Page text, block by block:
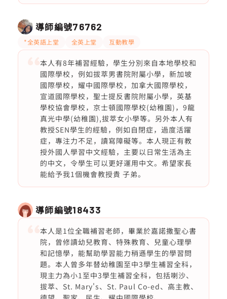
導師編號76762
*全英語上堂 全英上堂 互動教學
本人有8年補習經驗，學生分別來自本地學校和
國際學校，例如拔萃男書院附屬小學，新加坡
國際學校，耀中國際學校，加拿大國際學校，
宣道國際學校，聖士提反書院附屬小學，英基
學校協會學校，京士頓國際學校(幼稚園)，9龍
真光中學(幼稚園),拔萃女小學等。另外本人有
教授SEN學生的經驗，例如自閉症，過度活躍
症，專注力不足，讀寫障礙等。本人現正有教
授外國人學習中文經驗，主要以日常生活為主
的中文，令學生可以更好運用中文。希望家長
能給予我1個機會教授貴 子弟。
導師編號18433
本人是1位全職補習老師，畢業於嘉諾撒聖心書
院，曾修讀幼兒教育、特殊教育、兒童心理學
和記憶學，能幫助學習能力稍遜學生的學習問
題。本人曾多年替幼稚園至中3學生補習全科，
現主力為小1至中3學生補習全科，包括喇沙、
拔萃、St. Mary's、St. Paul Co-ed、高主教、